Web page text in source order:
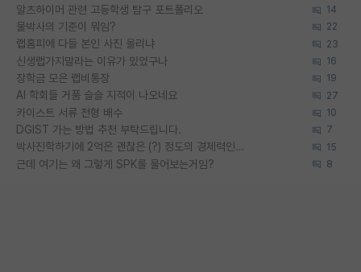
알츠하이머 관련 고등학생 탐구 포트폴리오 14
물박사의 기준이 뭐임? 22
랩홈피에 다들 본인 사진 올리냐 23
신생랩가지말라는 이유가 있었구나 16
장학금 모은 랩비통장 19
AI 학회들 거품 슬슬 지적이 나오네요 27
카이스트 서류 전형 배수 10
DGIST 가는 방법 추천 부탁드립니다. 7
박사진학하기에 2억은 괜찮은 (?) 정도의 경제력인가요 15
근데 여기는 왜 그렇게 SPK를 물어보는거임? 8